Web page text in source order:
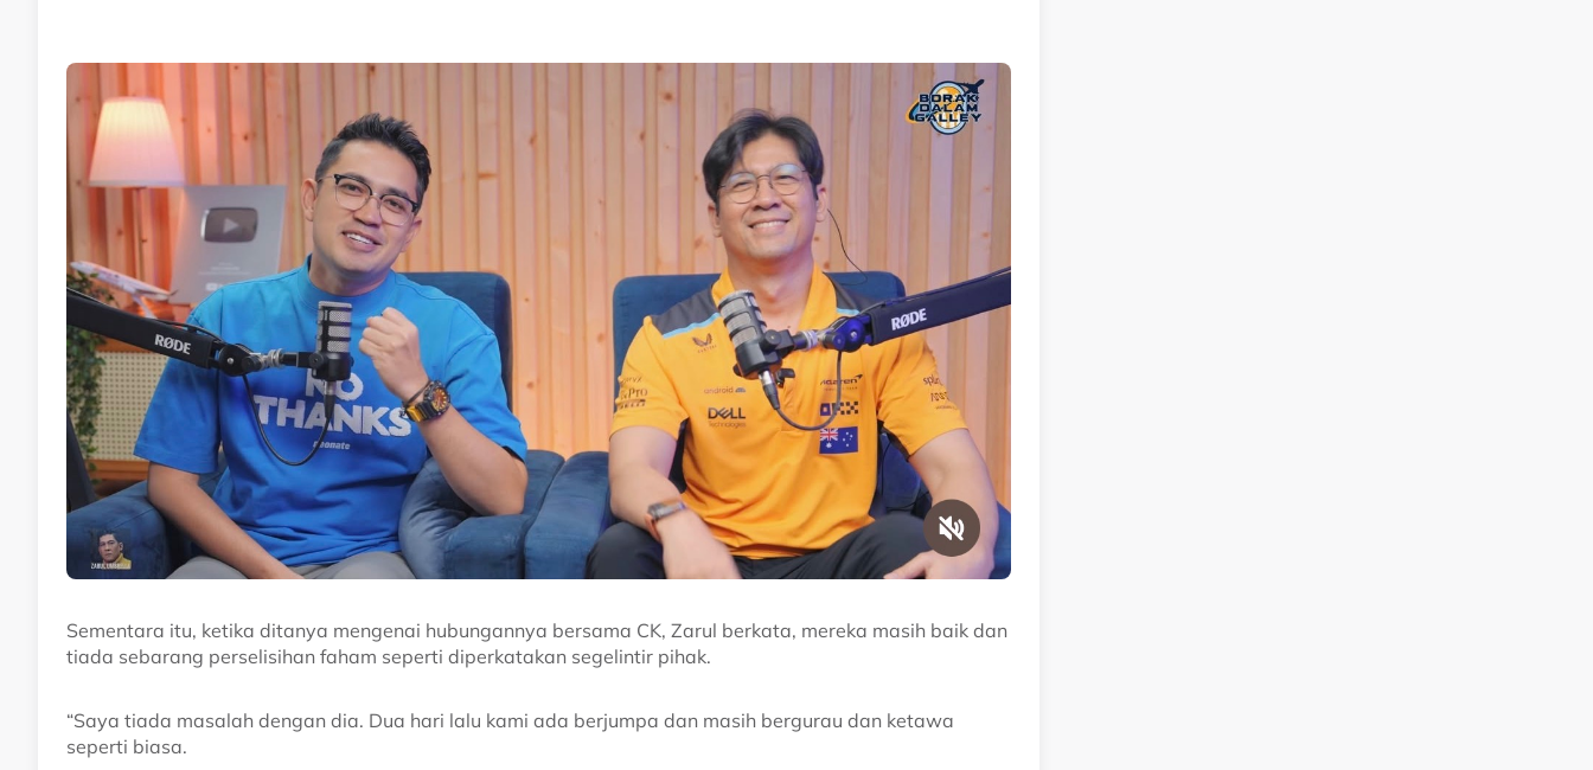
Sementara itu, ketika ditanya mengenai hubungannya bersama CK, Zarul berkata, mereka masih baik dan
tiada sebarang perselisihan faham seperti diperkatakan segelintir pihak.
“Saya tiada masalah dengan dia. Dua hari lalu kami ada berjumpa dan masih bergurau dan ketawa
seperti biasa.